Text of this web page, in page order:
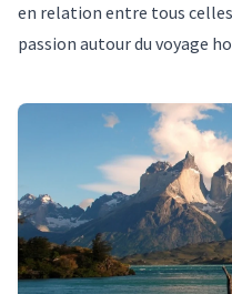
en relation entre tous
passion autour du voyage